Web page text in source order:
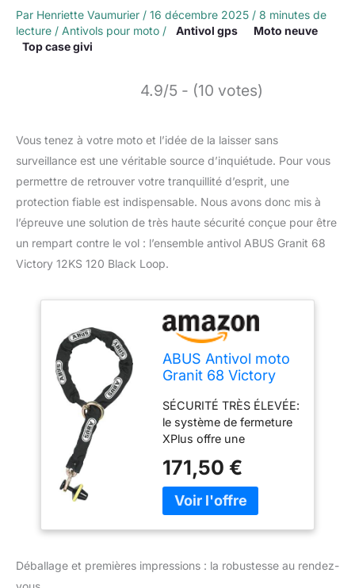
Par Henriette Vaumurier / 16 décembre 2025 / 8 minutes de
lecture / Antivols pour moto / Antivol gps
Moto neuve
Top case givi
4.9/5 - (10 votes)
Vous tenez à votre moto et l’idée de la laisser sans
surveillance est une véritable source d’inquiétude. Pour vous
permettre de retrouver votre tranquillité d’esprit, une
protection fiable est indispensable. Nous avons donc mis à
l’épreuve une solution de très haute sécurité conçue pour être
un rempart contre le vol : l’ensemble antivol ABUS Granit 68
Victory 12KS 120 Black Loop.
ABUS Antivol moto
Granit 68 Victory
Loop - Antivol à
disque de frein +
chaîne de 12 mm
d'épaisseur -
Niveau de sécurité
17
SÉCURITÉ TRÈS ÉLEVÉE:
le système de fermeture
XPlus offre une
élevée contre les
manipulations. chaîne,
arceau, corps de la
fabriqués en acier
171,50 €
Déballage et premières impressions : la robustesse au rendez-